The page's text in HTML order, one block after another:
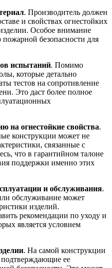
. Производитель должен
и свойствах огнестойких
Особое внимание
безопасности для
испытаний. Помимо
которые детально
тестов на сопротивление
Это даст более полное
на огнестойкие свойства.
конструкции может не
связанные с
что в гарантийном талоне
поддержки именно этих
и обслуживания.
обслуживание может
изделий.
рекомендации по уходу и
является условием
. На самой конструкции
подтверждающие ее